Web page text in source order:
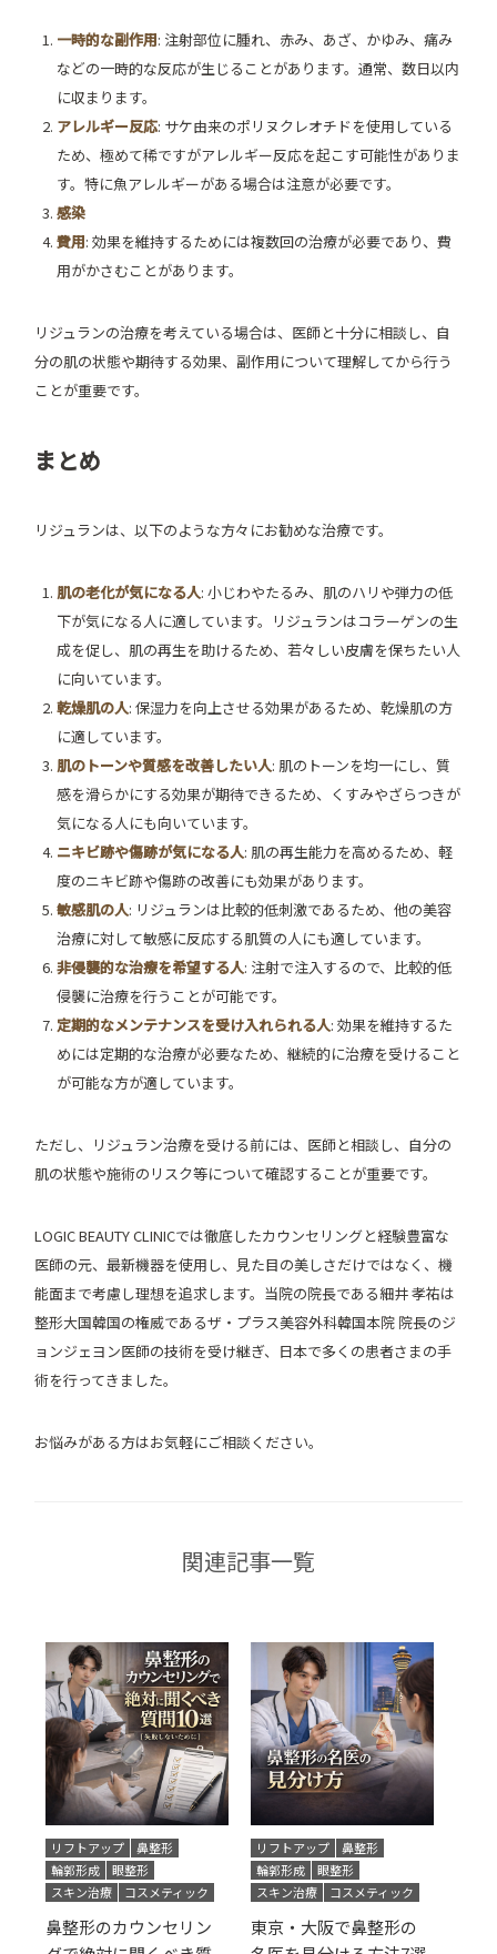
一時的な副作用: 注射部位に腫れ、赤み、あざ、かゆみ、痛み
などの一時的な反応が生じることがあります。通常、数日以内
に収まります。
アレルギー反応: サケ由来のポリヌクレオチドを使用している
ため、極めて稀ですがアレルギー反応を起こす可能性がありま
す。特に魚アレルギーがある場合は注意が必要です。
感染
費用: 効果を維持するためには複数回の治療が必要であり、費
用がかさむことがあります。
リジュランの治療を考えている場合は、医師と十分に相談し、自
分の肌の状態や期待する効果、副作用について理解してから行う
ことが重要です。
まとめ
リジュランは、以下のような方々にお勧めな治療です。
肌の老化が気になる人: 小じわやたるみ、肌のハリや弾力の低
下が気になる人に適しています。リジュランはコラーゲンの生
成を促し、肌の再生を助けるため、若々しい皮膚を保ちたい人
に向いています。
乾燥肌の人: 保湿力を向上させる効果があるため、乾燥肌の方
に適しています。
肌のトーンや質感を改善したい人: 肌のトーンを均一にし、質
感を滑らかにする効果が期待できるため、くすみやざらつきが
気になる人にも向いています。
ニキビ跡や傷跡が気になる人: 肌の再生能力を高めるため、軽
度のニキビ跡や傷跡の改善にも効果があります。
敏感肌の人: リジュランは比較的低刺激であるため、他の美容
治療に対して敏感に反応する肌質の人にも適しています。
非侵襲的な治療を希望する人: 注射で注入するので、比較的低
侵襲に治療を行うことが可能です。
定期的なメンテナンスを受け入れられる人: 効果を維持するた
めには定期的な治療が必要なため、継続的に治療を受けること
が可能な方が適しています。
ただし、リジュラン治療を受ける前には、医師と相談し、自分の
肌の状態や施術のリスク等について確認することが重要です。
LOGIC BEAUTY CLINICでは徹底したカウンセリングと経験豊富な
医師の元、最新機器を使用し、見た目の美しさだけではなく、機
能面まで考慮し理想を追求します。当院の院長である細井 孝祐は
整形大国韓国の権威であるザ・プラス美容外科韓国本院 院長のジ
ョンジェヨン医師の技術を受け継ぎ、日本で多くの患者さまの手
術を行ってきました。
お悩みがある方はお気軽にご相談ください。
関連記事一覧
リフトアップ
鼻整形
輪郭形成
眼整形
スキン治療
コスメティック
鼻整形のカウンセリン
リフトアップ
鼻整形
輪郭形成
眼整形
スキン治療
コスメティック
東京・大阪で鼻整形の